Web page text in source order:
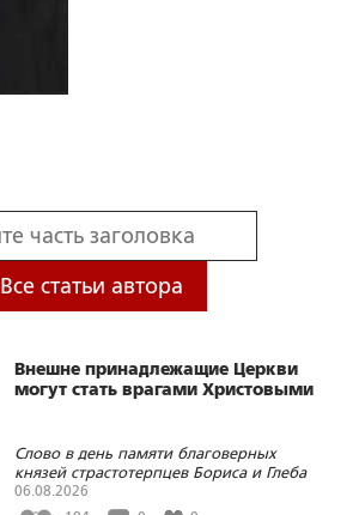
Все статьи автора
Внешне принадлежащие Церкви
могут стать врагами Христовыми
Слово в день памяти благоверных
князей страстотерпцев Бориса и Глеба
06.08.2026